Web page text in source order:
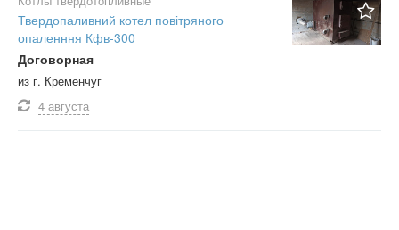
Твердопаливний котел повітряного
опаленння Кфв-300
Договорная
из г. Кременчуг
4 августа